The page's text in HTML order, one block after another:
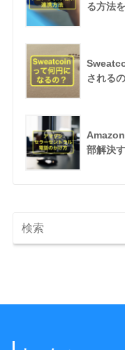
る方法
される
部解決